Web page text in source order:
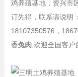
鸡养殖基地，资兴市
订先得，联系请说明
18107350576，
香兔肉 ,欢迎全国客户